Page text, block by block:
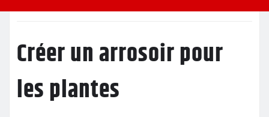
Créer un arrosoir pour
les plantes